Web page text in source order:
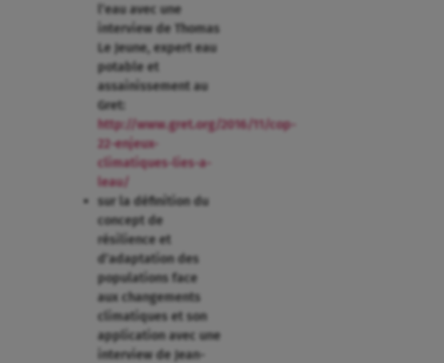
l’eau avec une
interview de Thomas
Le Jeune, expert eau
potable et
assainissement au
Gret:
http://www.gret.org/2016/11/cop-
22-enjeux-
climatiques-lies-a-
leau/
sur la définition du
concept de
résilience et
d’adaptation des
populations face
aux changements
climatiques et son
application avec une
interview de Jean-